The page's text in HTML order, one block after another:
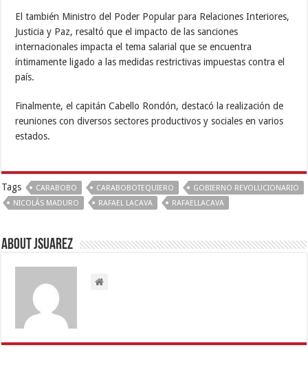
El también Ministro del Poder Popular para Relaciones Interiores,
Justicia y Paz, resaltó que el impacto de las sanciones
internacionales impacta el tema salarial que se encuentra
íntimamente ligado a las medidas restrictivas impuestas contra el
país.
Finalmente, el capitán Cabello Rondón, destacó la realización de
reuniones con diversos sectores productivos y sociales en varios
estados.
Tags CARABOBO CARABOBOTEQUIERO
GOBIERNO REVOLUCIONARIO
NICOLÁS MADURO
RAFAEL LACAVA RAFAELLACAVA
About Jsuarez